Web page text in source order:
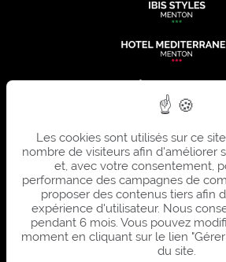
Les cookies sont utilisés sur ce
nombre de visiteurs afin d'améliorer
et, avec votre consentement,
performance des campagnes de
proposer des contenus tiers afin
expérience d'utilisateur. Nous
pendant 6 mois. Vous pouvez
moment en cliquant sur le lien
du site.